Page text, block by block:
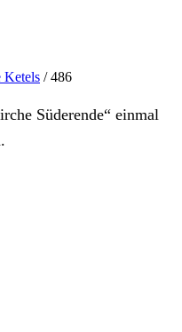
Ketels / 486
Süderende“ einmal